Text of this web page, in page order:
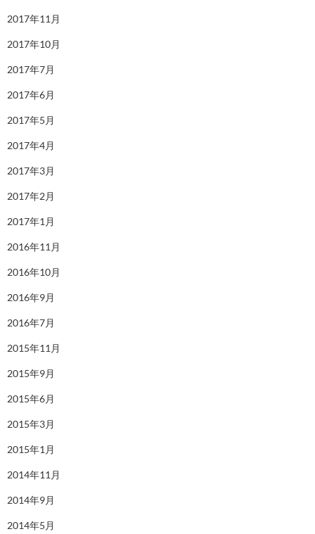
2017年11月
2017年10月
2017年7月
2017年6月
2017年5月
2017年4月
2017年3月
2017年2月
2017年1月
2016年11月
2016年10月
2016年9月
2016年7月
2015年11月
2015年9月
2015年6月
2015年3月
2015年1月
2014年11月
2014年9月
2014年5月